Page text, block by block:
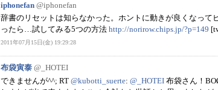
iphonefan @iphonefan
辞書のリセットは知らなかった。ホントに動きが良くなって
ったら…試してみる5つの方法 http://norirow.chips.jp/?p=149
2011年07月15日(金) 19:29:28
布袋寅泰 @_HOTEI
できませんが^^; RT @kubotti_suerte: @_HOTEI 布袋さん！